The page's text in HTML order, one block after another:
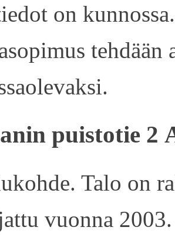
on kunnossa.
tehdään
puistotie 2
Talo on
vuonna 2003.